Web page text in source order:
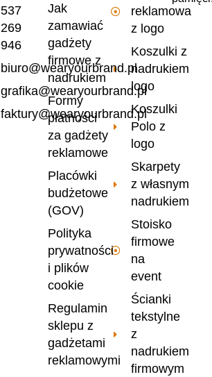
reklamowa
z logo
Koszulki z
nadrukiem
logo
Koszulki
Polo z
logo
Skarpety
z własnym
nadrukiem
Stoisko
firmowe
na
event
Ścianki
tekstylne
z
nadrukiem
firmowym
Jak
zamawiać
gadżety
firmowe z
nadrukiem
Formy
płatności
za gadżety
reklamowe
Placówki
budżetowe
(GOV)
Polityka
prywatności
i plików
cookie
Regulamin
sklepu z
gadżetami
reklamowymi
537
269
946
biuro@wearyourbrand.pl
grafika@wearyourbrand.pl
faktury@wearyourbrand.pl